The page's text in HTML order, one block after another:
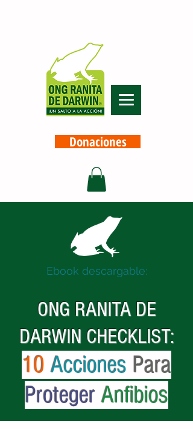
Donaciones
Ebook descargable:
ONG RANITA DE
DARWIN CHECKLIST:
10 Acciones Para
ProtegerAnfibios